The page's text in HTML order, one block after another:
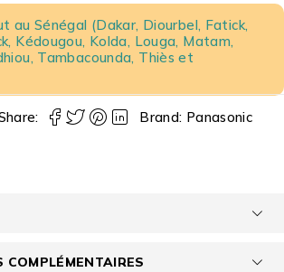
au Sénégal (Dakar, Diourbel, Fatick,
Kédougou, Kolda, Louga, Matam,
Tambacounda, Thiès et
Brand: Panasonic
COMPLÉMENTAIRES